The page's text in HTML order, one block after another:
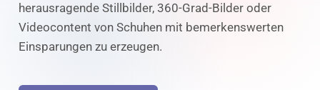
herausragende Stillbilder, 360-Grad-Bilder oder
Videocontent von Schuhen mit bemerkenswerten
Einsparungen zu erzeugen.